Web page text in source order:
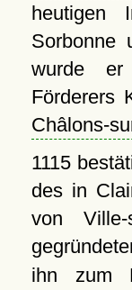
heutigen
Sorbonne
wurde er
Förderers
Châlons-
1115
des in
von
ihn zum